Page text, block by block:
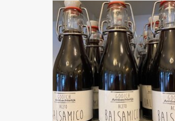
Gooisch Ambachtelijk Balsamico azijn
TOEVOEGEN AAN WINKELWAGEN